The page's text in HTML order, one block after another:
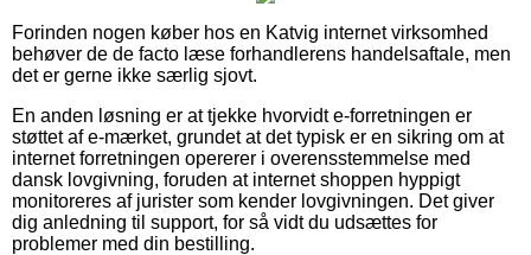
Forinden nogen køber hos en Katvig internet virksomhed
behøver de de facto læse forhandlerens handelsaftale, men
det er gerne ikke særlig sjovt.
En anden løsning er at tjekke hvorvidt e-forretningen er
støttet af e-mærket, grundet at det typisk er en sikring om at
internet forretningen opererer i overensstemmelse med
dansk lovgivning, foruden at internet shoppen hyppigt
monitoreres af jurister som kender lovgivningen. Det giver
dig anledning til support, for så vidt du udsættes for
problemer med din bestilling.